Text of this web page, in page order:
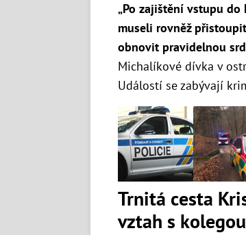
„Po zajištění vstupu
museli rovněž
obnovit pravidelnou
Michalíkové dívka v
Událostí se zabývají
Trnitá cesta
vztah s